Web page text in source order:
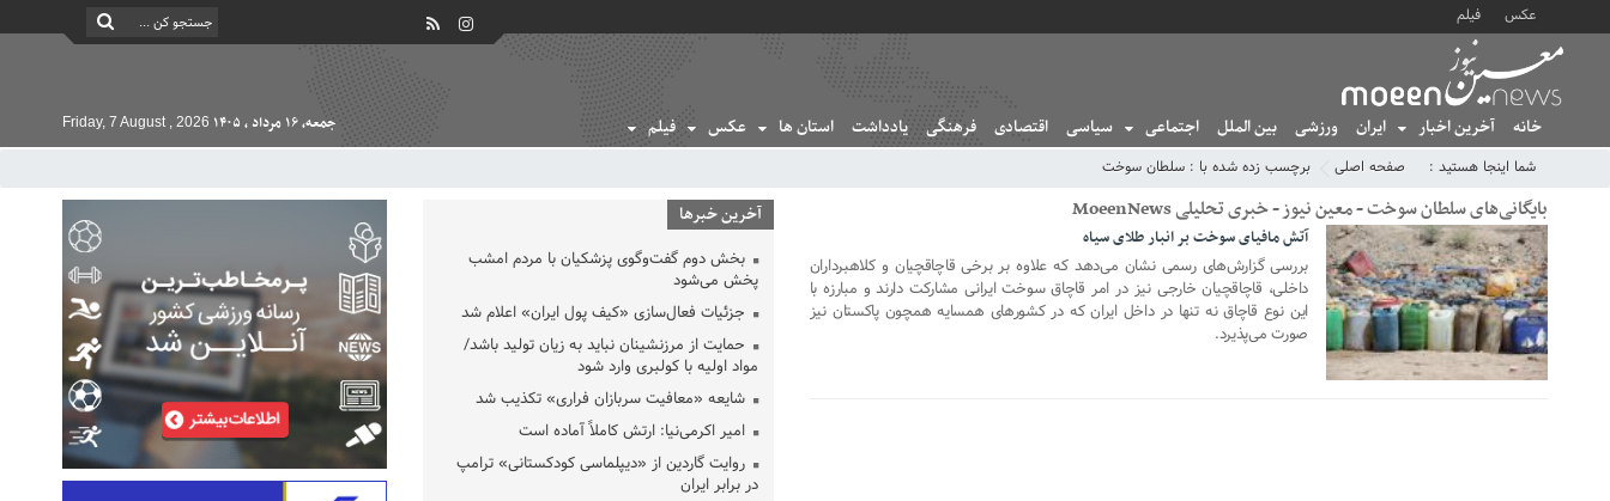
عکس فیلم
خانه آخرین اخبار ایران ورزشی بین الملل اجتماعی سیاسی اقتصادی فرهنگی یادداشت استان ها عکس فیلم جمعه, ۱۶ مرداد , ۱۴۰۵ Friday, 7 August , 2026
شما اینجا هستید : صفحه اصلی برچسب زده شده با : سلطان سوخت
بایگانی‌های سلطان سوخت - معین نیوز - خبری تحلیلی MoeenNews
22 ژوئن 2020
آتش مافیای سوخت بر انبار طلای سیاه
بررسی گزارش‌های رسمی نشان می‌دهد که علاوه بر برخی قاچاقچیان و کلاهبرداران
داخلی، قاچاقچیان خارجی نیز در امر قاچاق سوخت ایرانی مشارکت دارند و مبارزه با
این نوع قاچاق نه تنها در داخل ایران که در کشورهای همسایه همچون پاکستان نیز
صورت می‌پذیرد.
آخرین خبرها
بخش دوم گفت‌وگوی پزشکیان با مردم امشب
پخش می‌شود
جزئیات فعال‌سازی «کیف پول ایران» اعلام شد
حمایت از مرزنشینان نباید به زیان تولید باشد/
مواد اولیه با کولبری وارد شود
شایعه «معافیت سربازان فراری» تکذیب شد
امیر اکرمی‌نیا: ارتش کاملاً آماده است
روایت گاردین از «دیپلماسی کودکستانی» ترامپ
در برابر ایران